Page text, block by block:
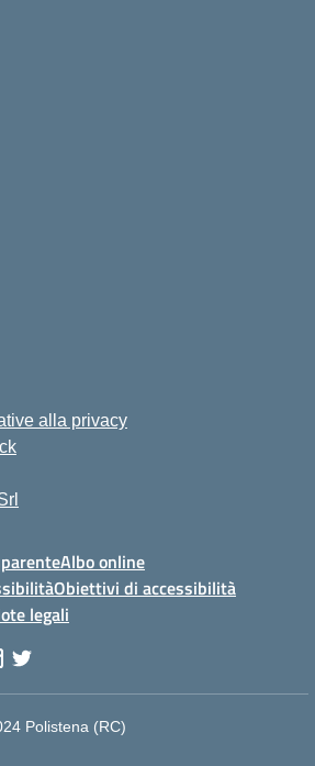
alla privacy
Albo online
Obiettivi di accessibilità
legali
Polistena (RC)